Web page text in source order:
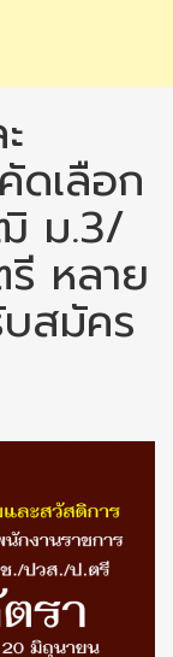
ดเลือก
ม.3/
หลาย
สมัคร